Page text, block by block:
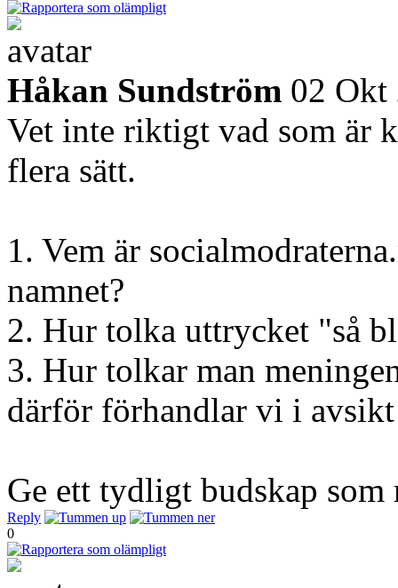
Håkan Sundström 02 Okt
Vet inte riktigt vad som är
flera sätt.
1. Vem är
namnet?
2. Hur tolka uttrycket "så
3. Hur tolkar man
därför förhandlar vi i
Ge ett tydligt budskap
Reply
0